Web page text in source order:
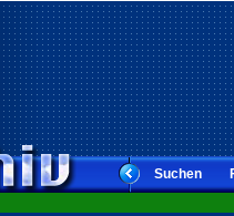
Suchen